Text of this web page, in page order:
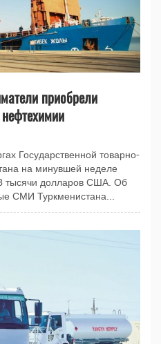
приобрели
Государственной товарно-
на минувшей неделе
тысячи долларов США. Об
СМИ Туркменистана...